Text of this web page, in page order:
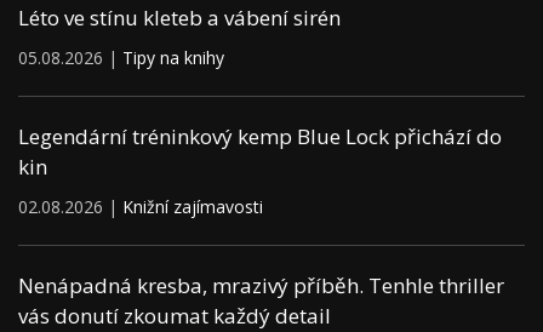
Léto ve stínu kleteb a vábení sirén
05.08.2026 | Tipy na knihy
Legendární tréninkový kemp Blue Lock přichází do
kin
02.08.2026 | Knižní zajímavosti
Nenápadná kresba, mrazivý příběh. Tenhle thriller
vás donutí zkoumat každý detail